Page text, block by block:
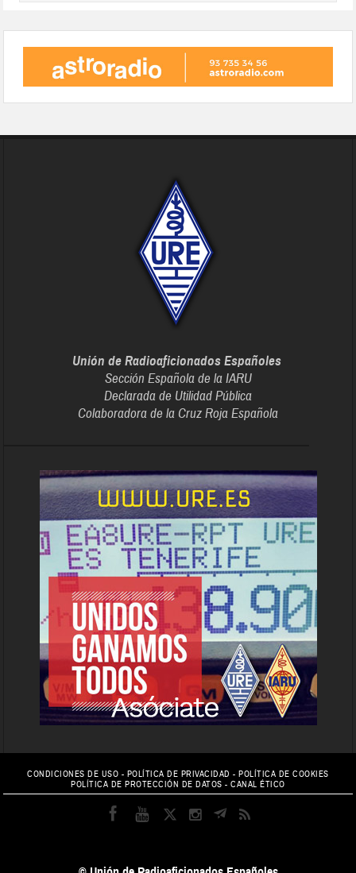
Unión de Radioaficionados Españoles
Sección Española de la IARU
Declarada de Utilidad Pública
Colaboradora de la Cruz Roja Española
CONDICIONES DE USO - POLÍTICA DE PRIVACIDAD -POLÍTICA DE COOKIES
POLÍTICA DE PROTECCIÓN DE DATOS -CANAL ÉTICO